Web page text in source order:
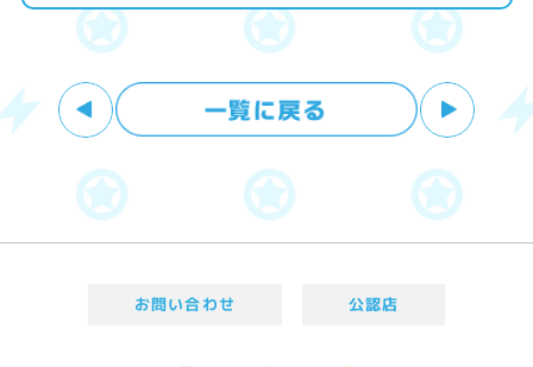
お問い合わせ 公認店